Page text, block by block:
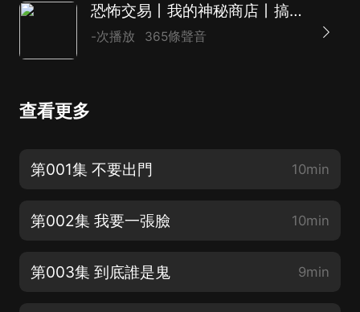
恐怖交易丨我的神秘商店丨搞笑丨驚悚
-次播放 365條聲音
查看更多
第001集 不要出門 10min
第002集 我要一張臉 10min
第003集 到底誰是鬼 9min